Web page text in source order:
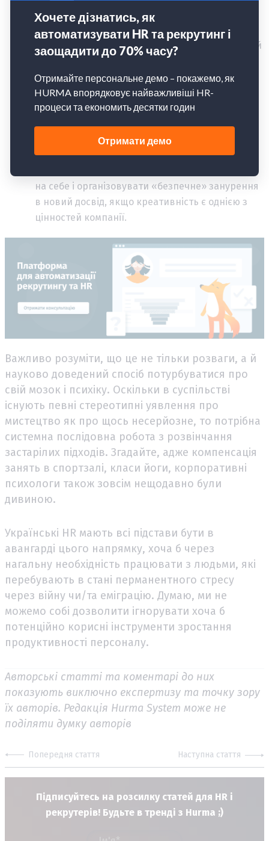
аніме-вечори щоп’ятниці.
Організувати зовнішню активність
. Зазвичай
люди мають певний набір стереотипів
поведінки та організації дозвілля. Відхід від
«усталених шляхів» потребує надлишку енергії
та цілеспрямованих зусиль, на що людина в
нові види діяльності, особливо мистецької,
мають невичерпний креативний і емоційний
на себе і організовувати «безпечне» занурення
в новий досвід, якщо креативність є однією з
цінностей компанії.
Важливо розуміти, що це не тільки розваги, а й
науково доведений спосіб потурбуватися про
свій мозок і психіку. Оскільки в суспільстві
існують певні стереотипні уявлення про
мистецтво як про щось несерйозне, то потрібна
системна послідовна робота з розвінчання
застарілих підходів. Згадайте, адже компенсація
занять в спортзалі, класи йоги, корпоративні
психологи також зовсім нещодавно були
дивиною.
Українські HR мають всі підстави бути в
авангарді цього напрямку, хоча б через
нагальну необхідність працювати з людьми, які
перебувають в стані перманентного стресу
через війну чи/та еміграцію. Думаю, ми не
можемо собі дозволити ігнорувати хоча б
потенційно корисні інструменти зростання
продуктивності персоналу.
Авторські статті та коментарі до них
показують виключно експертизу та точку зору
їх авторів. Редакція Hurma System може не
поділяти думку авторів
Попередня стаття Наступна стаття
Підписуйтесь на розсилку статей для HR і
рекрутерів! Будьте в тренді з Hurma ;)